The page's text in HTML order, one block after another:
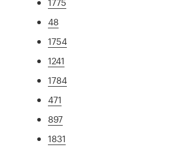
48
1754
1241
1784
471
897
1831